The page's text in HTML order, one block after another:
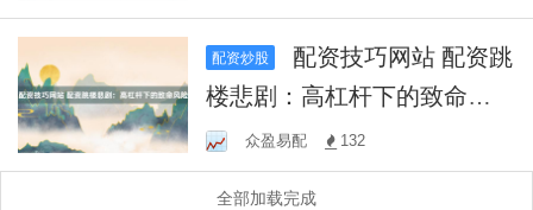
配资炒股
楼悲剧：高杠杆下的致命风
险
众盈易配 132
全部加载完成